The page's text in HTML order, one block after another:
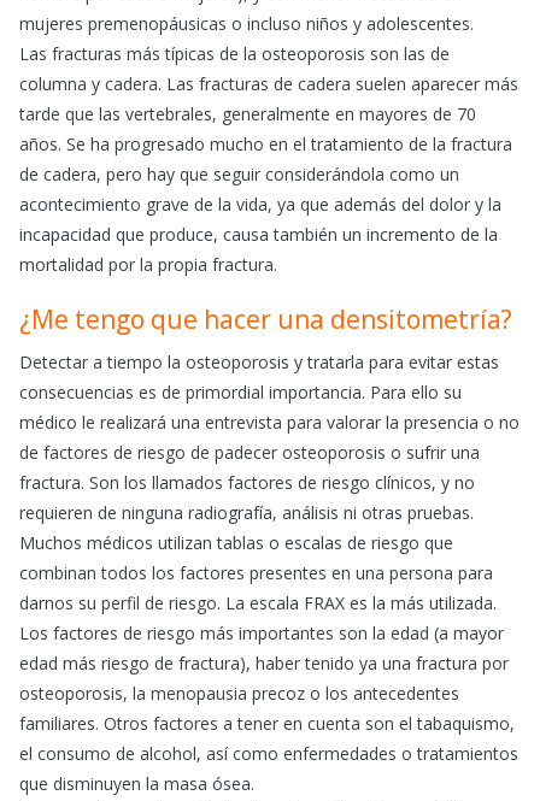
mujeres premenopáusicas o incluso niños y adolescentes.
Las fracturas más típicas de la osteoporosis son las de
columna y cadera. Las fracturas de cadera suelen aparecer más
tarde que las vertebrales, generalmente en mayores de 70
años. Se ha progresado mucho en el tratamiento de la fractura
de cadera, pero hay que seguir considerándola como un
acontecimiento grave de la vida, ya que además del dolor y la
incapacidad que produce, causa también un incremento de la
mortalidad por la propia fractura.
¿Me tengo que hacer una densitometría?
Detectar a tiempo la osteoporosis y tratarla para evitar estas
consecuencias es de primordial importancia. Para ello su
médico le realizará una entrevista para valorar la presencia o no
de factores de riesgo de padecer osteoporosis o sufrir una
fractura. Son los llamados factores de riesgo clínicos, y no
requieren de ninguna radiografía, análisis ni otras pruebas.
Muchos médicos utilizan tablas o escalas de riesgo que
combinan todos los factores presentes en una persona para
darnos su perfil de riesgo. La escala FRAX es la más utilizada.
Los factores de riesgo más importantes son la edad (a mayor
edad más riesgo de fractura), haber tenido ya una fractura por
osteoporosis, la menopausia precoz o los antecedentes
familiares. Otros factores a tener en cuenta son el tabaquismo,
el consumo de alcohol, así como enfermedades o tratamientos
que disminuyen la masa ósea.